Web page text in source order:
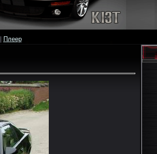
Плеер